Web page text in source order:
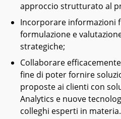
approccio strutturato al
Incorporare informazioni
formulazione e
strategiche;
Collaborare
fine di poter fornire
proposte ai clienti con
Analytics e nuove
colleghi esperti in materia.